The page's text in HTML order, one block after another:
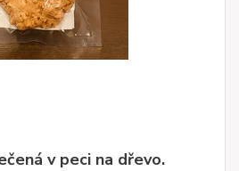
v peci na dřevo.